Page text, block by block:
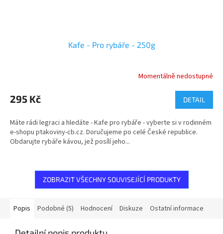
Kafe - Pro rybáře - 250g
Momentálně nedostupné
295 Kč DETAIL
Máte rádi legraci a hledáte - Kafe pro rybáře - vyberte si v rodinném
e-shopu ptakoviny-cb.cz. Doručujeme po celé České republice.
Obdarujte rybáře kávou, jež posílí jeho...
ZOBRAZIT VŠECHNY SOUVISEJÍCÍ PRODUKTY
Popis Podobné (5) Hodnocení Diskuze Ostatní informace